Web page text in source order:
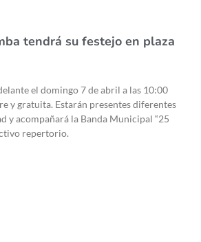
tendrá su festejo en plaza
el domingo 7 de abril a las 10:00
y gratuita. Estarán presentes diferentes
y acompañará la Banda Municipal “25
repertorio.